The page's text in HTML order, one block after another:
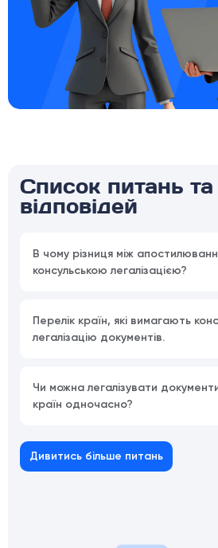
Список питань та
відповідей
В чому різниця між
консульською легалізацією?
Перелік країн, які вимагають
легалізацію документів.
Чи можна легалізувати
країн одночасно?
Дивитись більше питань